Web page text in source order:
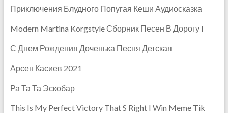
Приключения Блудного Попугая Кеши Аудиосказка
Modern Martina Korgstyle Сборник Песен В Дорогу I
С Днем Рождения Доченька Песня Детская
Арсен Касиев 2021
Ра Та Та Эскобар
This Is My Perfect Victory That S Right I Win Meme Tik